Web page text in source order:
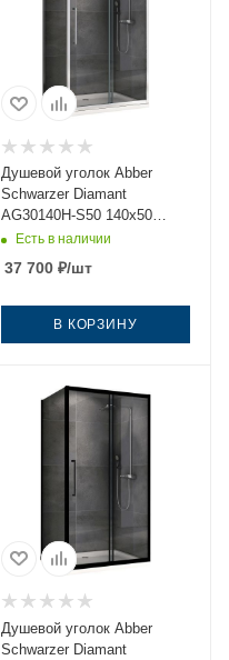
Душевой уголок Abber
Schwarzer Diamant
AG30140H-S50 140х50
стекло прозрачное
профиль хром без поддона
Есть в наличии
37 700₽/шт
В КОРЗИНУ
Душевой уголок Abber
Schwarzer Diamant